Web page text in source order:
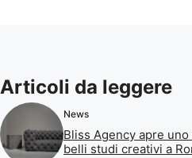
Articoli da leggere
News
Bliss Agency apre
belli studi creativi a